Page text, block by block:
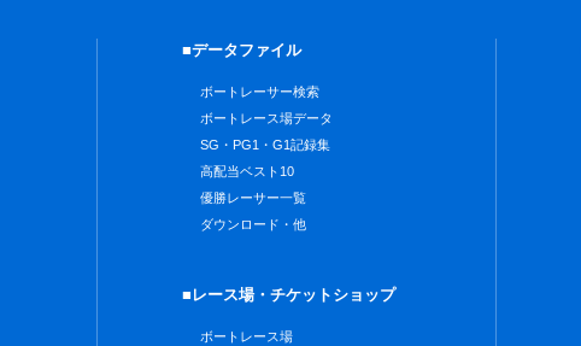
■データファイル
ボートレーサー検索
ボートレース場データ
SG・PG1・G1記録集
高配当ベスト10
優勝レーサー一覧
ダウンロード・他
■レース場・チケットショップ
ボートレース場